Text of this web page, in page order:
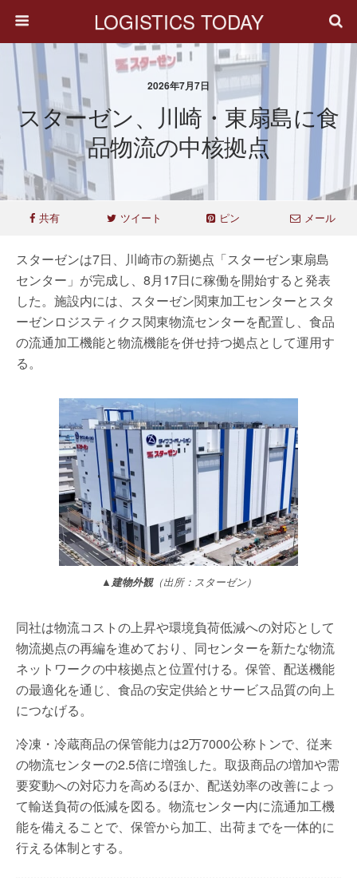
LOGISTICS TODAY
2026年7月7日
スターゼン、川崎・東扇島に食
品物流の中核拠点
共有 ツイート ピン メール
スターゼンは7日、川崎市の新拠点「スターゼン東扇島
センター」が完成し、8月17日に稼働を開始すると発表
した。施設内には、スターゼン関東加工センターとスタ
ーゼンロジスティクス関東物流センターを配置し、食品
の流通加工機能と物流機能を併せ持つ拠点として運用す
る。
▲建物外観（出所：スターゼン）
同社は物流コストの上昇や環境負荷低減への対応として
物流拠点の再編を進めており、同センターを新たな物流
ネットワークの中核拠点と位置付ける。保管、配送機能
の最適化を通じ、食品の安定供給とサービス品質の向上
につなげる。
冷凍・冷蔵商品の保管能力は2万7000公称トンで、従来
の物流センターの2.5倍に増強した。取扱商品の増加や需
要変動への対応力を高めるほか、配送効率の改善によっ
て輸送負荷の低減を図る。物流センター内に流通加工機
能を備えることで、保管から加工、出荷までを一体的に
行える体制とする。